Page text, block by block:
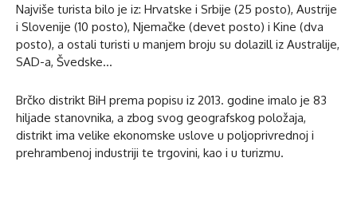
Najviše turista bilo je iz: Hrvatske i Srbije (25 posto), Austrije
i Slovenije (10 posto), Njemačke (devet posto) i Kine (dva
posto), a ostali turisti u manjem broju su dolazill iz Australije,
SAD-a, Švedske…
Brčko distrikt BiH prema popisu iz 2013. godine imalo je 83
hiljade stanovnika, a zbog svog geografskog položaja,
distrikt ima velike ekonomske uslove u poljoprivrednoj i
prehrambenoj industriji te trgovini, kao i u turizmu.